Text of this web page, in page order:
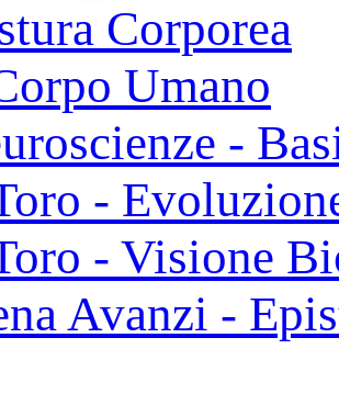
Corporea
Umano
-
-
- Visione
Avanzi -